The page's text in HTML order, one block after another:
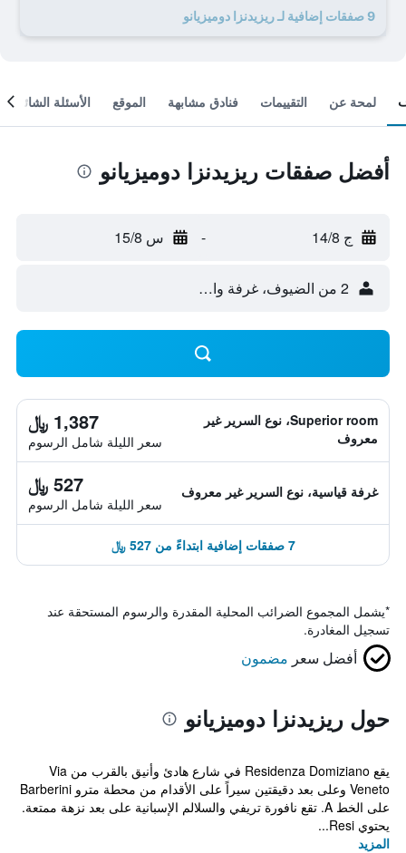
9 صفقات إضافية لـ ريزيدنزا دوميزيانو
لمحة عن التقييمات فنادق مشابهة الموقع الأسئلة الشائعة
أفضل صفقات ريزيدنزا دوميزيانو
ج 14/8 - س 15/8
2 من الضيوف، غرفة واحدة
Superior room، نوع السرير غير
معروف
1,387 ﷼
سعر الليلة شامل الرسوم
غرفة قياسية، نوع السرير غير معروف 527 ﷼
سعر الليلة شامل الرسوم
7 صفقات إضافية ابتداءً من 527 ﷼
*يشمل المجموع الضرائب المحلية المقدرة والرسوم المستحقة عند
تسجيل المغادرة.
أفضل سعر مضمون
حول ريزيدنزا دوميزيانو
يقع Residenza Domiziano في شارع هادئ وأنيق بالقرب من Via
Veneto وعلى بعد دقيقتين سيراً على الأقدام من محطة مترو Barberini
على الخط A. تقع نافورة تريفي والسلالم الإسبانية على بعد نزهة ممتعة.
يحتوي Resi...
المزيد